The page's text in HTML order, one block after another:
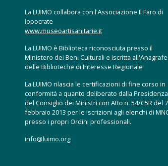
La LUIMO collabora con l'Associazione Il Faro di
Ippocrate
www.museoartisanitarie.it
La LUIMO è Biblioteca riconosciuta presso il
Ministero dei Beni Culturali e iscritta all'Anagrafe
delle Biblioteche di Interesse Regionale
La LUIMO rilascia le certificazioni di fine corso in
conformità a quanto deliberato dalla Presidenza
del Consiglio dei Ministri con Atto n. 54/C5R del 7
febbraio 2013 per le iscrizioni agli elenchi di
presso i propri Ordini professionali.
info@luimo.org